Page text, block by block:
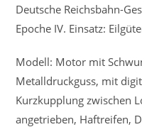
Deutsche Reichsbahn-
Epoche IV. Einsatz:
Modell: Motor mit
Metalldruckguss, mit
Kurzkupplung zwischen
angetrieben, Haftreifen,